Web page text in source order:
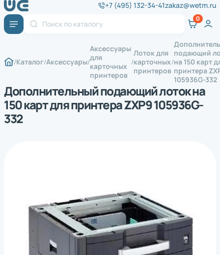
+7 (495) 132-34-41zakaz@wetm.ru
Каталог Аксессуары
Аксессуары
для
карточных
принтеров
Лоток для
карточных
принтеров
подающий
на 150 карт
принтера
105936G-332
Дополнительный подающий лоток на
150 карт для принтера ZXP9 105936G-
332